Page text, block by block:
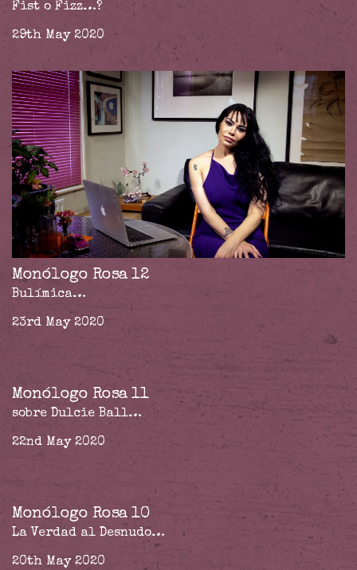
Fist o Fizz…?
29th May 2020
Monólogo Rosa 12
Bulímica…
23rd May 2020
Monólogo Rosa 11
sobre Dulcie Ball…
22nd May 2020
Monólogo Rosa 10
La Verdad al Desnudo…
20th May 2020